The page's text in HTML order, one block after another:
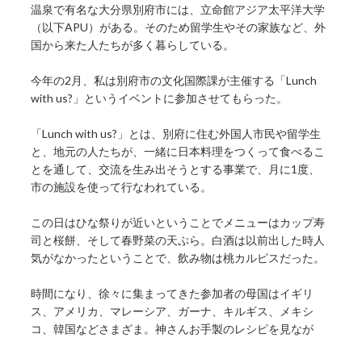
温泉で有名な大分県別府市には、立命館アジア太平洋大学
（以下APU）がある。そのため留学生やその家族など、外
国から来た人たちが多く暮らしている。
今年の2月、私は別府市の文化国際課が主催する「Lunch
with us?」というイベントに参加させてもらった。
「Lunch with us?」とは、別府に住む外国人市民や留学生
と、地元の人たちが、一緒に日本料理をつくって食べるこ
とを通して、交流を生み出そうとする事業で、月に1度、
市の施設を使って行なわれている。
この日はひな祭りが近いということでメニューはカップ寿
司と桜餅、そして春野菜の天ぷら。白酒は以前出した時人
気がなかったということで、飲み物は桃カルピスだった。
時間になり、徐々に集まってきた参加者の母国はイギリ
ス、アメリカ、マレーシア、ガーナ、キルギス、メキシ
コ、韓国などさまざま。神さんお手製のレシピを見なが